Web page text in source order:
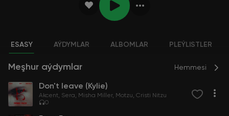
ESASY AÝDYMLAR ALBOMLAR PLEÝLISTLER
Meşhur aýdymlar Hemmesi
Don't leave (Kylie)
Akcent Sera Misha Miller Motzu Cristi Nitzu
0